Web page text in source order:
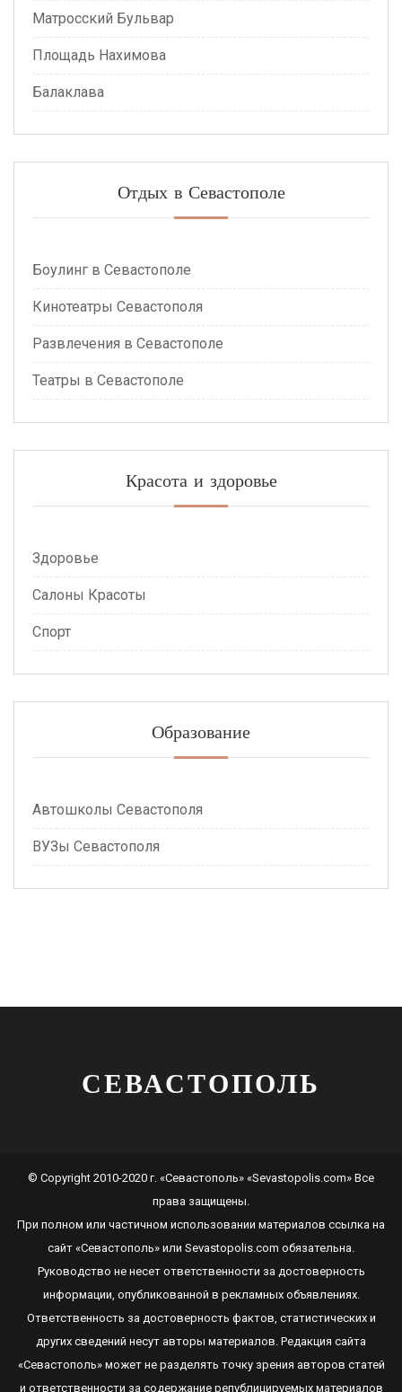
Матросский Бульвар
Площадь Нахимова
Балаклава
Отдых в Севастополе
Боулинг в Севастополе
Кинотеатры Севастополя
Развлечения в Севастополе
Театры в Севастополе
Красота и здоровье
Здоровье
Салоны Красоты
Спорт
Образование
Автошколы Севастополя
ВУЗы Севастополя
СЕВАСТОПОЛЬ
© Copyright 2010-2020 г. «Севастополь» «Sevastopolis.com» Все
права защищены.
При полном или частичном использовании материалов ссылка на
сайт «Севастополь» или Sevastopolis.com обязательна.
Руководство не несет ответственности за достоверность
информации, опубликованной в рекламных объявлениях.
Ответственность за достоверность фактов, статистических и
других сведений несут авторы материалов. Редакция сайта
«Севастополь»может не разделять точку зрения авторов статей
и ответственности за содержание републицируемых материалов